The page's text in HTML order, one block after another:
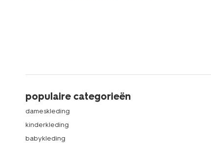
populaire categorieën
dameskleding
kinderkleding
babykleding